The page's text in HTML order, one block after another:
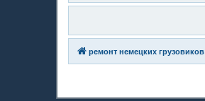
ремонт немецких грузовиков